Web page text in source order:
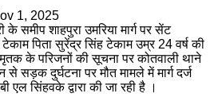
1, 2025
समीप शाहपुरा उमरिया मार्ग पर सेंट
पिता सुरेंद्र सिंह टेकाम उम्र 24 वर्ष की
के परिजनों की सूचना पर कोतवाली थाने
सड़क दुर्घटना पर मौत मामले में मार्ग दर्ज
एल सिंहवके द्वारा की जा रही है ।